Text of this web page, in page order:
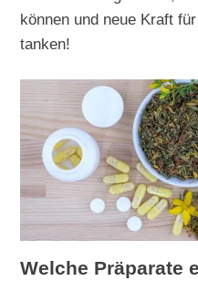
können und neue Kraft
tanken!
Welche Präparate